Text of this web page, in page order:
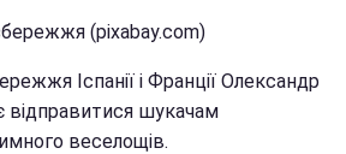
(pixabay.com)
Іспанії і Франції Олександр
шукачам
веселощів.